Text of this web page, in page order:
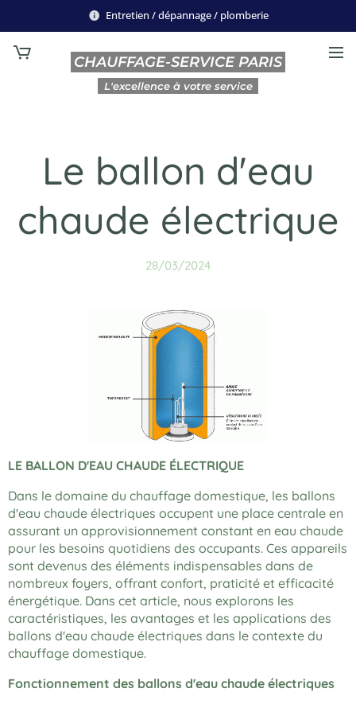
Entretien / dépannage / plomberie
CHAUFFAGE-SERVICE PARIS
L'excellence à votre service
Le ballon d'eau
chaude électrique
28/03/2024
LE BALLON D'EAU CHAUDE ÉLECTRIQUE
Dans le domaine du chauffage domestique, les ballons
d'eau chaude électriques occupent une place centrale en
assurant un approvisionnement constant en eau chaude
pour les besoins quotidiens des occupants. Ces appareils
sont devenus des éléments indispensables dans de
nombreux foyers, offrant confort, praticité et efficacité
énergétique. Dans cet article, nous explorons les
caractéristiques, les avantages et les applications des
ballons d'eau chaude électriques dans le contexte du
chauffage domestique.
Fonctionnement des ballons d'eau chaude électriques